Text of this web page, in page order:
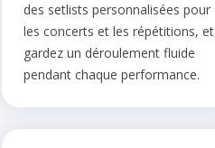
des setlists personnalisées pour
les concerts et les répétitions, et
gardez un déroulement fluide
pendant chaque performance.